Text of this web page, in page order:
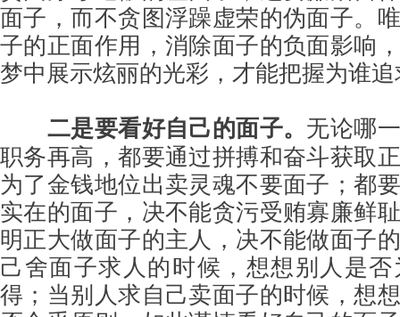
面子，而不贪图浮躁虚荣的伪面子。
子的正面作用，消除面子的负面影响
梦中展示炫丽的光彩，才能把握为谁
二是要看好自己的面子。 无论哪
职务再高，都要通过拼搏和奋斗获取
为了金钱地位出卖灵魂不要面子；都
实在的面子，决不能贪污受贿寡廉鲜
明正大做面子的主人，决不能做面子
己舍面子求人的时候，想想别人是
得；当别人求自己卖面子的时候，想